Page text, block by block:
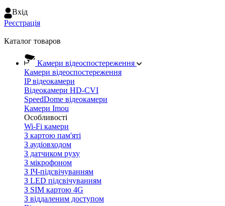
Вхiд
Реєстрація
Каталог товаров
Камери відеоспостереження
Камери відеоспостереження
IP відеокамери
Відеокамери HD-CVI
SpeedDome відеокамери
Камери Imou
Особливості
Wi-Fi камери
З картою пам'яті
З аудіовходом
З датчиком руху
З мікрофоном
З ІЧ-підсвічуванням
З LED підсвічуванням
З SIM картою 4G
З віддаленим доступом